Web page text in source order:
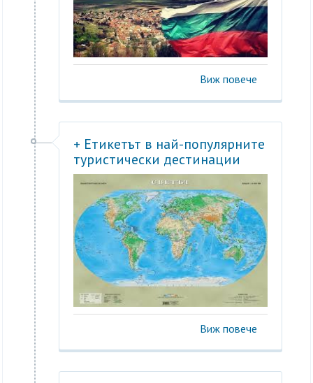
Виж повече
+ Етикетът в най-популярните
туристически дестинации
Виж повече